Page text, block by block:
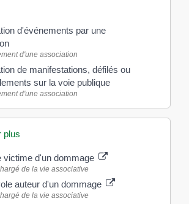
d'événements par une
d'une association
de manifestations, défilés ou
sur la voie publique
d'une association
plus
victime d'un dommage
de la vie associative
auteur d'un dommage
de la vie associative